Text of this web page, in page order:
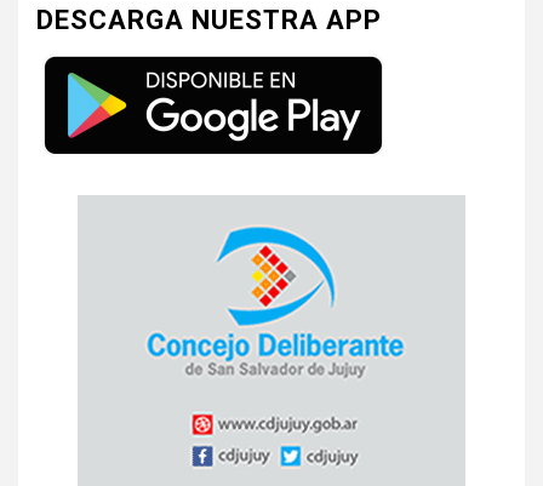
DESCARGA NUESTRA APP